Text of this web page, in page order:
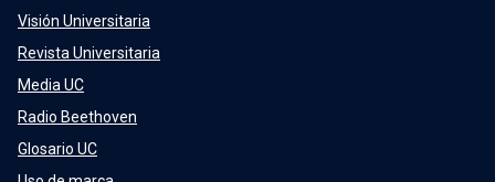
Visión Universitaria
Revista Universitaria
Media UC
Radio Beethoven
Glosario UC